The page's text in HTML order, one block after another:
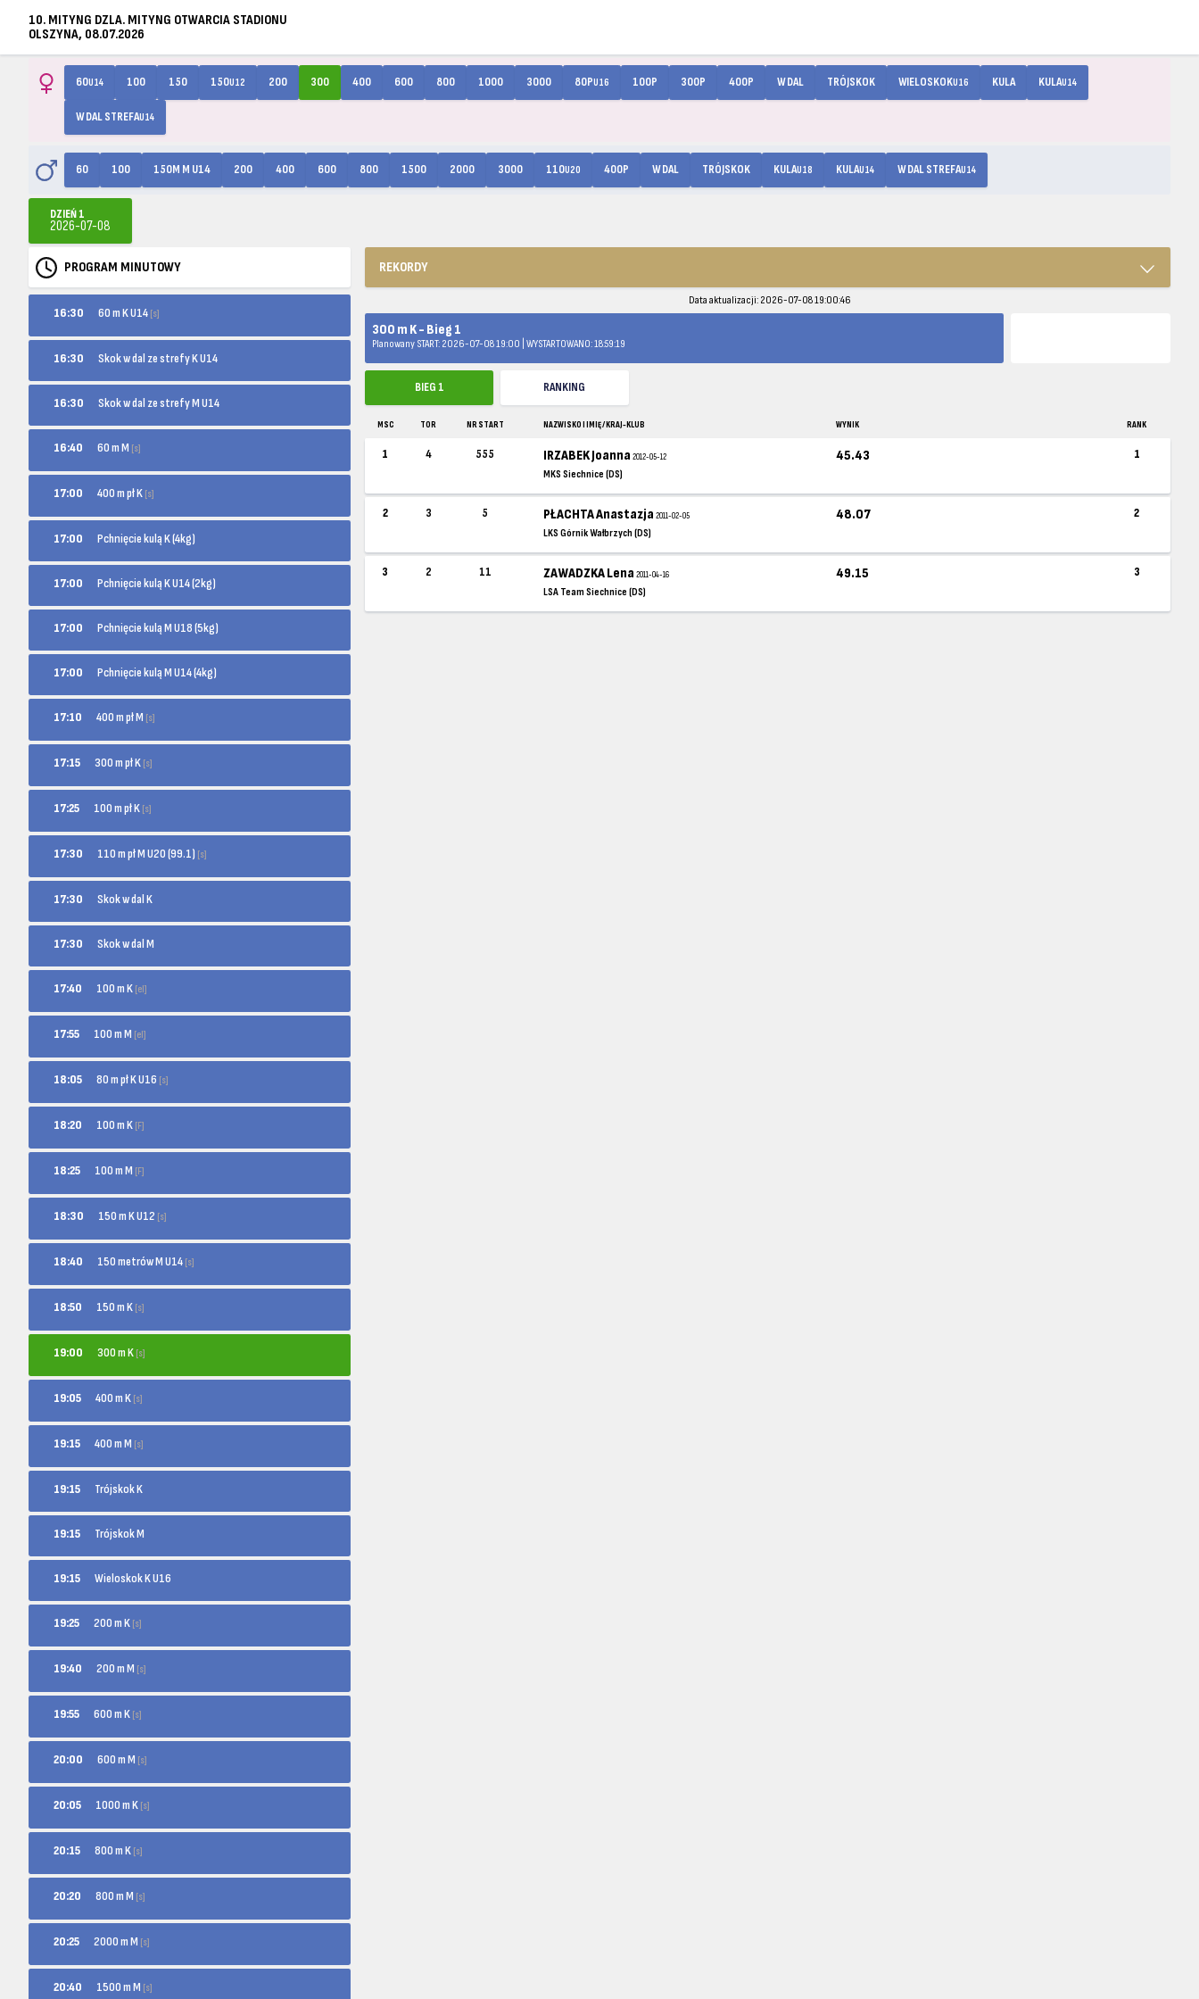
10. MITYNG DZLA. MITYNG OTWARCIA STADIONU
OLSZYNA, 08.07.2026
60U14 100 150 150U12 200 300 400 600 800 1000 3000 80PU16 100P 300P 400P W DAL TRÓJSKOK WIELOSKOKU16 KULA KULAU14
W DAL STREFAU14
60 100 150M M U14 200 400 600 800 1500 2000 3000 110U20 400P W DAL TRÓJSKOK KULAU18 KULAU14 W DAL STREFAU14
DZIEŃ 1
2026-07-08
PROGRAM MINUTOWY
16:30 60 m K U14 [s]
16:30 Skok w dal ze strefy K U14
16:30 Skok w dal ze strefy M U14
16:40 60 m M [s]
17:00 400 m pł K [s]
17:00 Pchnięcie kulą K (4kg)
17:00 Pchnięcie kulą K U14 (2kg)
17:00 Pchnięcie kulą M U18 (5kg)
17:00 Pchnięcie kulą M U14 (4kg)
17:10 400 m pł M [s]
17:15 300 m pł K [s]
17:25 100 m pł K [s]
17:30 110 m pł M U20 (99.1) [s]
17:30 Skok w dal K
17:30 Skok w dal M
17:40 100 m K [el]
17:55 100 m M [el]
18:05 80 m pł K U16 [s]
18:20 100 m K [F]
18:25 100 m M [F]
18:30 150 m K U12 [s]
18:40 150 metrów M U14 [s]
18:50 150 m K [s]
19:00 300 m K [s]
19:05 400 m K [s]
19:15 400 m M [s]
19:15 Trójskok K
19:15 Trójskok M
19:15 Wieloskok K U16
19:25 200 m K [s]
19:40 200 m M [s]
19:55 600 m K [s]
20:00 600 m M [s]
20:05 1000 m K [s]
20:15 800 m K [s]
20:20 800 m M [s]
20:25 2000 m M [s]
20:40 1500 m M [s]
REKORDY
Data aktualizacji: 2026-07-08 19:00:46
300 m K - Bieg 1
Planowany START: 2026-07-08 19:00 | WYSTARTOWANO: 18:59:19
BIEG 1 RANKING
MSC TOR NR START NAZWISKO I IMIĘ / KRAJ-KLUB WYNIK RANK
1 4 555 IRZABEK Joanna2012-05-12
MKS Siechnice (DS)
45.43 1
2 3 5 PŁACHTA Anastazja2011-02-05
LKS Górnik Wałbrzych (DS)
48.07 2
3 2 11 ZAWADZKA Lena2011-04-16
LSA Team Siechnice (DS)
49.15 3